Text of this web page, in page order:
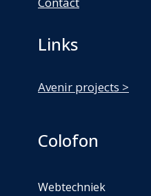
Links
Avenir projects >
Colofon
Webtechniek